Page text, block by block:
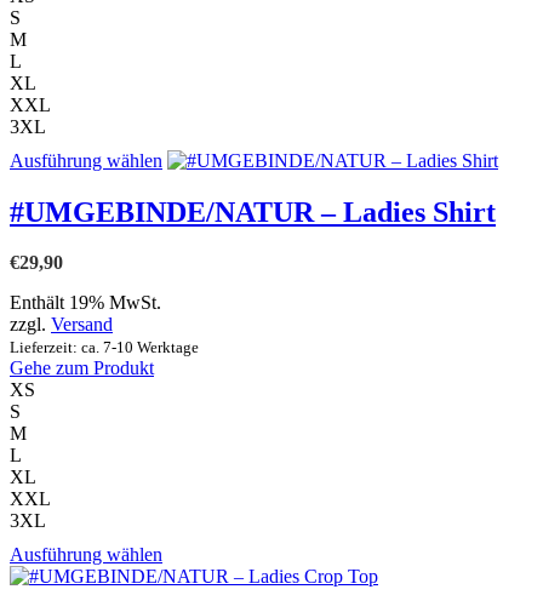
S
M
L
XL
XXL
3XL
Ausführung wählen Dieses
weist
mehrere
auf
#UMGEBINDE/NATUR – Ladies Shirt
€29,90
Enthält 19% MwSt.
zzgl. Versand
Lieferzeit: ca. 7-10 Werktage
Gehe zum Produkt
XS
S
M
L
XL
XXL
3XL
Ausführung wählen
Produkt